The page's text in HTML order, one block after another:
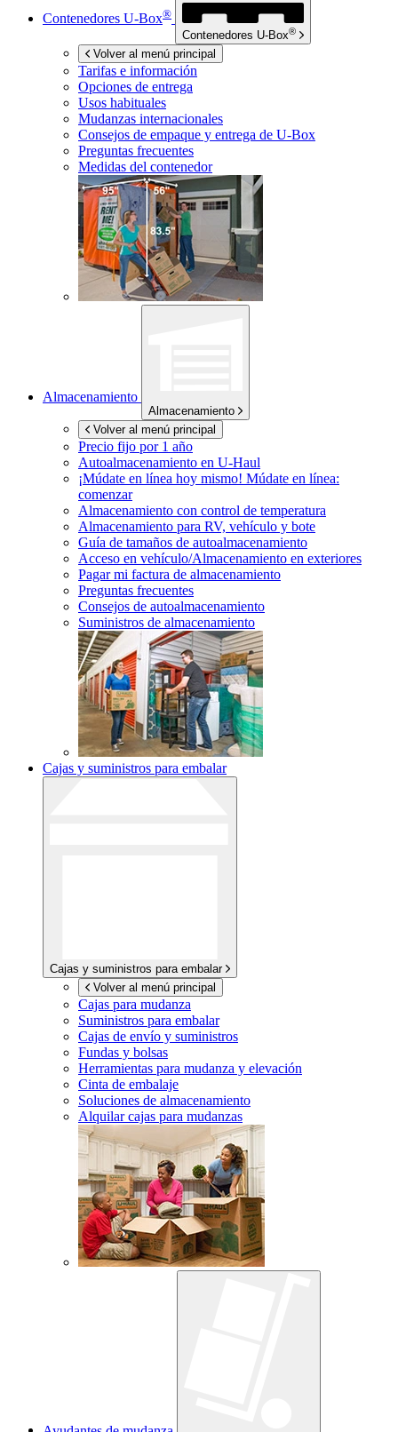
Contenedores U-Box®
Contenedores U-Box®
Volver al menú principal
Tarifas e información
Opciones de entrega
Usos habituales
Mudanzas internacionales
Consejos de empaque y entrega de U-Box
Preguntas frecuentes
Medidas del contenedor
Almacenamiento
Almacenamiento
Volver al menú principal
Precio fijo por 1 año
Autoalmacenamiento en U-Haul
¡Múdate en línea hoy mismo! Múdate en línea:
comenzar
Almacenamiento con control de temperatura
Almacenamiento para RV, vehículo y bote
Guía de tamaños de autoalmacenamiento
Acceso en vehículo/Almacenamiento en exteriores
Pagar mi factura de almacenamiento
Preguntas frecuentes
Consejos de autoalmacenamiento
Suministros de almacenamiento
Cajas y suministros para embalar
Cajas y suministros para embalar
Volver al menú principal
Cajas para mudanza
Suministros para embalar
Cajas de envío y suministros
Fundas y bolsas
Herramientas para mudanza y elevación
Cinta de embalaje
Soluciones de almacenamiento
Alquilar cajas para mudanzas